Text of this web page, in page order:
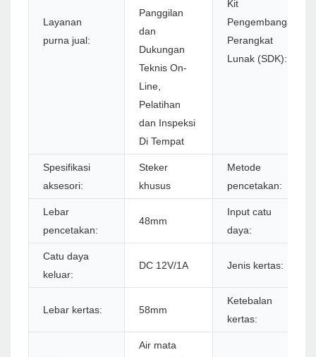
Layanan
purna jual:
Panggilan
dan
Dukungan
Teknis On-
Line,
Pelatihan
dan Inspeksi
Di Tempat
Kit
Pengembangan
Perangkat
Lunak (SDK):
Spesifikasi
aksesori:
Steker
khusus
Metode
pencetakan:
Lebar
pencetakan:
48mm
Input catu
daya:
Catu daya
keluar:
DC 12V/1A Jenis kertas:
Lebar kertas: 58mm
Ketebalan
kertas:
Air mata